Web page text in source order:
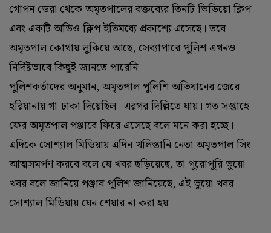
গোপন ডেরা থেকে অমৃতপালের বক্তব্যের তিনটি ভিডিয়ো ক্লিপ
এবং একটি অডিও ক্লিপ ইতিমধ্যে প্রকাশ্যে এসেছে। তবে
অমৃতপাল কোথায় লুকিয়ে আছে, সেব্যাপারে পুলিশ এখনও
নির্দিষ্টভাবে কিছুই জানতে পারেনি।
পুলিশকর্তাদের অনুমান, অমৃতপাল পুলিশি অভিযানের জেরে
হরিয়ানায় গা-ঢাকা দিয়েছিল। এরপর দিল্লিতে যায়। গত সপ্তাহে
ফের অমৃতপাল পঞ্জাবে ফিরে এসেছে বলে মনে করা হচ্ছে।
এদিকে সোশ্যাল মিডিয়ায় এদিন খলিস্তানি নেতা অমৃতপাল সিং
আত্মসমর্পণ করবে বলে যে খবর ছড়িয়েছে, তা পুরোপুরি ভুয়ো
খবর বলে জানিয়ে পঞ্জাব পুলিশ জানিয়েছে, এই ভুয়ো খবর
সোশ্যাল মিডিয়ায় যেন শেয়ার না করা হয়।